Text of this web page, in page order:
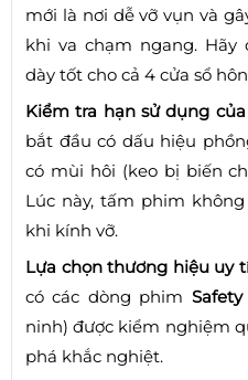
mới là nơi dễ vỡ vụn và
khi va chạm ngang.
dày tốt cho cả 4 cửa sổ
Kiểm tra hạn sử dụng
bắt đầu có dấu hiệu
có mùi hôi (keo bị biến
Lúc này, tấm phim
khi kính vỡ.
Lựa chọn thương hiệu uy
có các dòng phim
ninh) được kiểm nghiệm
phá khắc nghiệt.